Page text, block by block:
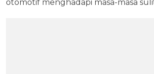
otomotif menghadapi masa-masa